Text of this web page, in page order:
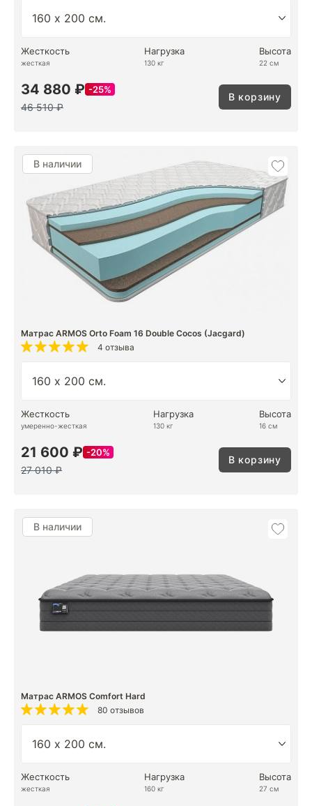
Жесткость
жесткая
Нагрузка
130 кг
Высота
22 см
34 880 ₽ 25%
46 510 ₽
В корзину
В наличии
Матрас ARMOS Orto Foam 16 Double Cocos (Jacgard)
4 отзыва
Жесткость
умеренно-жесткая
Нагрузка
130 кг
Высота
16 см
21 600 ₽ 20%
27 010 ₽
В корзину
В наличии
Матрас ARMOS Comfort Hard
80 отзывов
Жесткость
жесткая
Нагрузка
160 кг
Высота
27 см